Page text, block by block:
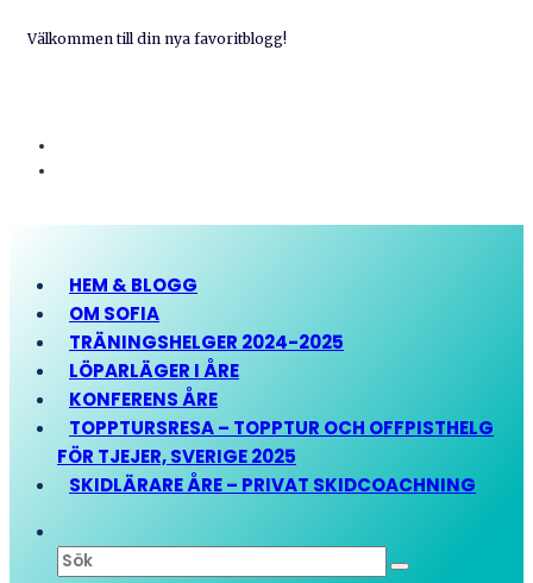
Välkommen till din nya favoritblogg!
HEM & BLOGG
OM SOFIA
TRÄNINGSHELGER 2024-2025
LÖPARLÄGER I ÅRE
KONFERENS ÅRE
TOPPTURSRESA – TOPPTUR OCH OFFPISTHELG
FÖR TJEJER, SVERIGE 2025
SKIDLÄRARE ÅRE – PRIVAT SKIDCOACHNING